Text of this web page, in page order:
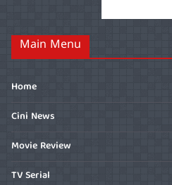
Main Menu
Home
Cini News
Movie Review
TV Serial